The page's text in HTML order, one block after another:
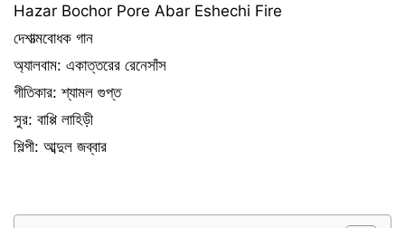
Hazar Bochor Pore Abar Eshechi Fire
দেশাত্মবোধক গান
অ্যালবাম: একাত্তরের রেনেসাঁস
গীতিকার: শ্যামল গুপ্ত
সুর: বাপ্পি লাহিড়ী
শিল্পী: আব্দুল জব্বার